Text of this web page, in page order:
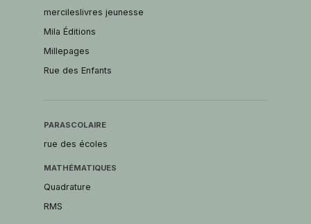
mercileslivres jeunesse
Mila Éditions
Millepages
Rue des Enfants
PARASCOLAIRE
rue des écoles
MATHÉMATIQUES
Quadrature
RMS